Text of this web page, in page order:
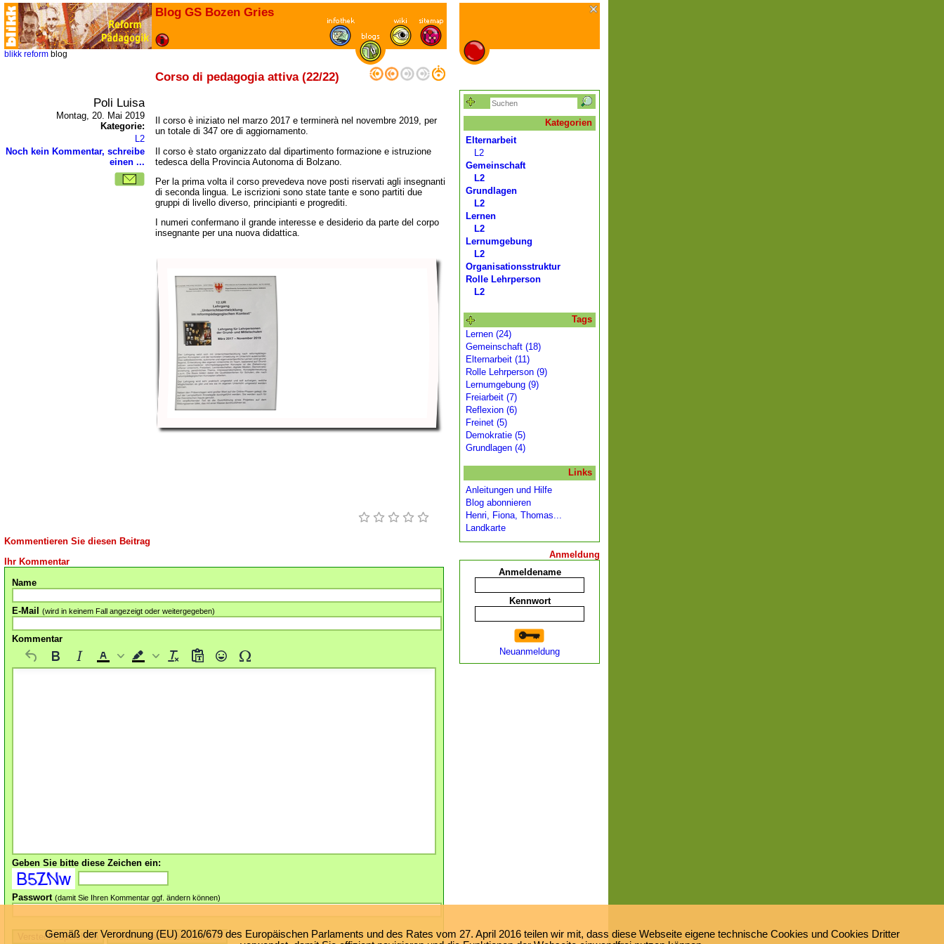
Blog GS Bozen Gries
blikk reform blog
Corso di pedagogia attiva (22/22)
Poli Luisa
Montag, 20. Mai 2019
Kategorie:
L2
Noch kein Kommentar, schreibe
einen ...
Il corso è iniziato nel marzo 2017 e terminerà nel novembre 2019, per
un totale di 347 ore di aggiornamento.
Il corso è stato organizzato dal dipartimento formazione e istruzione
tedesca della Provincia Autonoma di Bolzano.
Per la prima volta il corso prevedeva nove posti riservati agli insegnanti
di seconda lingua. Le iscrizioni sono state tante e sono partiti due
gruppi di livello diverso, principianti e progrediti.
I numeri confermano il grande interesse e desiderio da parte del corpo
insegnante per una nuova didattica.
Kommentieren Sie diesen Beitrag
Ihr Kommentar
Name
E-Mail (wird in keinem Fall angezeigt oder weitergegeben)
Kommentar
Geben Sie bitte diese Zeichen ein:
Passwort (damit Sie Ihren Kommentar ggf. ändern können)
Kategorien
Elternarbeit
L2
Gemeinschaft
L2
Grundlagen
L2
Lernen
L2
Lernumgebung
L2
Organisationsstruktur
Rolle Lehrperson
L2
Tags
Lernen (24)
Gemeinschaft (18)
Elternarbeit (11)
Rolle Lehrperson (9)
Lernumgebung (9)
Freiarbeit (7)
Reflexion (6)
Freinet (5)
Demokratie (5)
Grundlagen (4)
Links
Anleitungen und Hilfe
Blog abonnieren
Henri, Fiona, Thomas...
Landkarte
Anmeldung
Anmeldename
Kennwort
Neuanmeldung
Gemäß der Verordnung (EU) 2016/679 des Europäischen Parlaments und des Rates vom 27. April 2016 teilen wir mit, dass diese Webseite eigene technische Cookies und Cookies Dritter